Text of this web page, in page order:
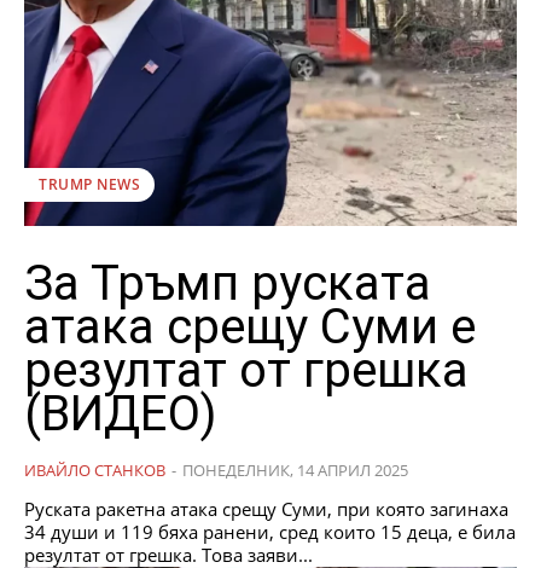
TRUMP NEWS
За Тръмп руската
атака срещу Суми е
резултат от грешка
(ВИДЕО)
ИВАЙЛО СТАНКОВ - ПОНЕДЕЛНИК, 14 АПРИЛ 2025
Руската ракетна атака срещу Суми, при която загинаха
34 души и 119 бяха ранени, сред които 15 деца, е била
резултат от грешка. Това заяви...